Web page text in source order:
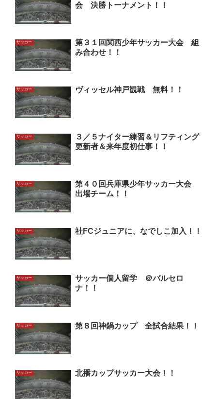
会 決勝トーナメント！！
サッカー
第３１回関西少年サッカー大会 組
み合わせ！！
サッカー ヴィッセル神戸観戦 無料！！
サッカー
３／５ナイター練習＆リフティング
更新者＆来年度初仕事！！
サッカー
第４０回兵庫県少年サッカー大会
出場チーム！！
サッカー 社FCジュニアに、なでしこ加入！！
サッカー
サッカー個人留学 ＠バルセロ
ナ！！
サッカー 第８回神鍋カップ 全試合結果！！
サッカー 北播カップサッカー大会！！